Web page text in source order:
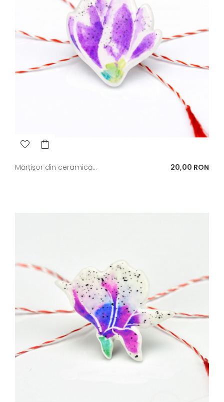
Mărțișor din ceramică... Pret
20,00 RON